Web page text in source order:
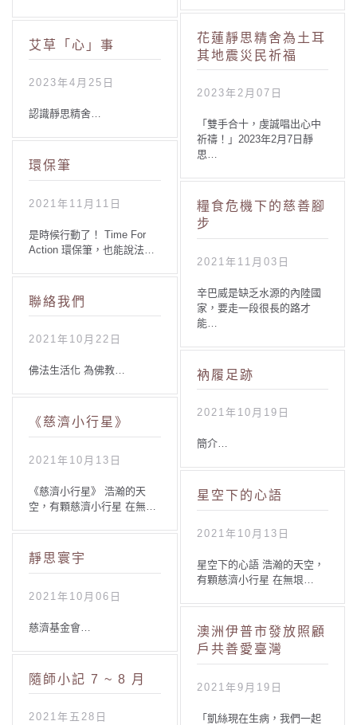
艾草「心」事
2023年4月25日
認識靜思精舍…
花蓮靜思精舍為土耳
其地震災民祈福
2023年2月07日
「雙手合十，虔誠唱出心中
祈禱！」2023年2月7日靜
思…
環保筆
2021年11月11日
是時候行動了！ Time For
Action 環保筆，也能說法…
糧食危機下的慈善腳
步
2021年11月03日
辛巴威是缺乏水源的內陸國
家，要走一段很長的路才
能…
聯絡我們
2021年10月22日
佛法生活化 為佛教… 衲履足跡
2021年10月19日
簡介…
《慈濟小行星》
2021年10月13日
《慈濟小行星》 浩瀚的天
空，有顆慈濟小行星 在無…
星空下的心語
2021年10月13日
星空下的心語 浩瀚的天空，
有顆慈濟小行星 在無垠…
靜思寰宇
2021年10月06日
慈濟基金會…
澳洲伊普市發放照顧
戶共善愛臺灣
2021年9月19日
「凱絲現在生病，我們一起
隨師小記 7 ~ 8 月
2021年五28日